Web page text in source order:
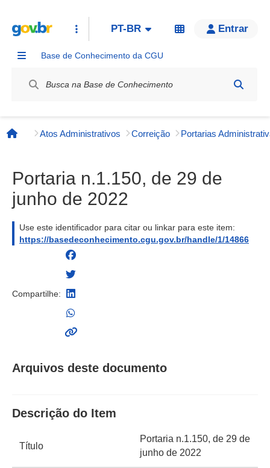
PT-BR Entrar
Base de Conhecimento da CGU
Página inicial
Atos Administrativos Correição
Portaria n.1.150, de 29 de
junho de 2022
Use este identificador para citar ou linkar para este item:
https://basedeconhecimento.cgu.gov.br/handle/1/14866
Compartilhe:
Arquivos deste documento
Descrição do Item
Título
Portaria n.1.150, de 29 de
junho de 2022